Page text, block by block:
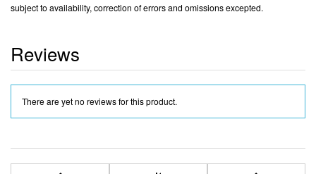
subject to availability, correction of errors and omissions excepted.
Reviews
There are yet no reviews for this product.